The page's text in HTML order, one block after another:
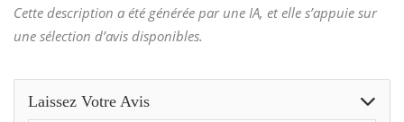
Cette description a été générée par une IA, et elle s’appuie sur
une sélection d’avis disponibles.
Laissez Votre Avis